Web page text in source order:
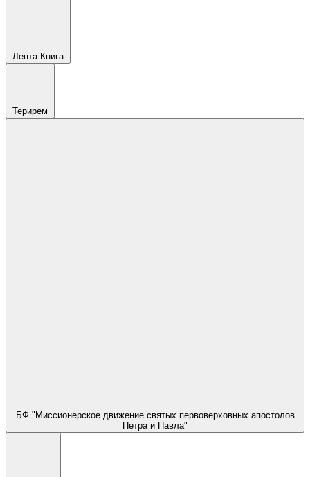
Лепта Книга
Терирем
БФ "Миссионерское движение святых первоверховных апостолов
Петра и Павла"